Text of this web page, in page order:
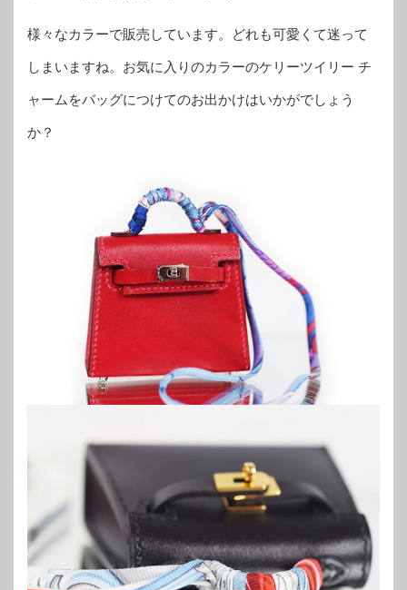
様々なカラーで販売しています。どれも可愛くて迷って
しまいますね。お気に入りのカラーのケリーツイリー チ
ャームをバッグにつけてのお出かけはいかがでしょう
か？